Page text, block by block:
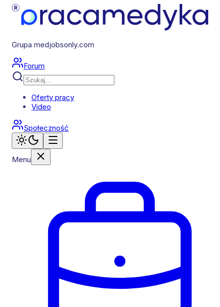
Grupa medjobsonly.com
Forum
Oferty pracy
Video
Społeczność
Menu